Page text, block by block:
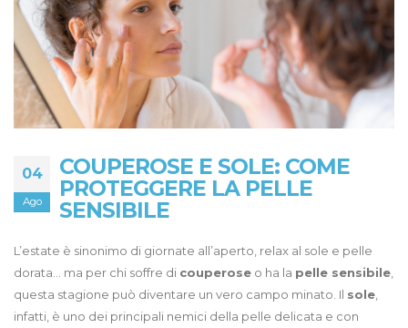
04
Ago
COUPEROSE E SOLE: COME
PROTEGGERE LA PELLE
SENSIBILE
L’estate è sinonimo di giornate all’aperto, relax al sole e pelle
dorata… ma per chi soffre di couperose o ha la pelle sensibile,
questa stagione può diventare un vero campo minato. Il sole,
infatti, è uno dei principali nemici della pelle delicata e con